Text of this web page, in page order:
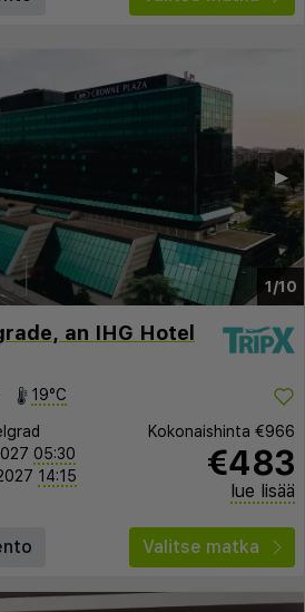
1/10
▶︎
an IHG Hotel
19°C
05:30
14:15
Kokonaishinta €966
€483
lue lisää
Valitse matka